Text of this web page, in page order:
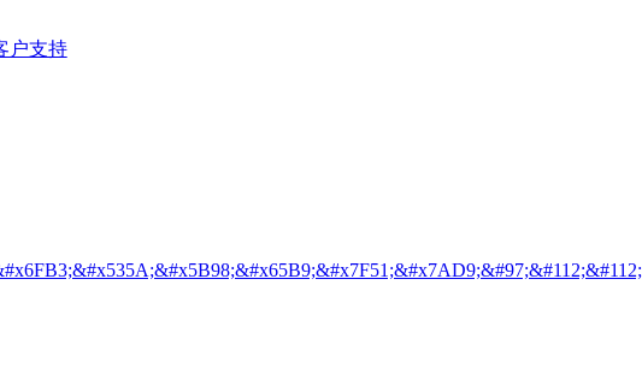
户支持